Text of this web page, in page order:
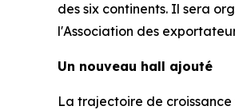
des six continents. Il sera
l'Association des
Un nouveau hall ajouté
La trajectoire de